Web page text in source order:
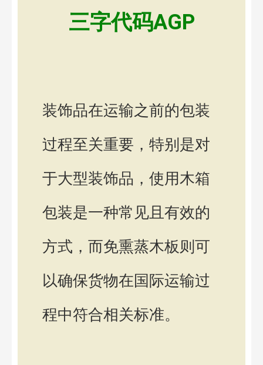
三字代码AGP
装饰品在运输之前的包装
过程至关重要，特别是对
于大型装饰品，使用木箱
包装是一种常见且有效的
方式，而免熏蒸木板则可
以确保货物在国际运输过
程中符合相关标准。